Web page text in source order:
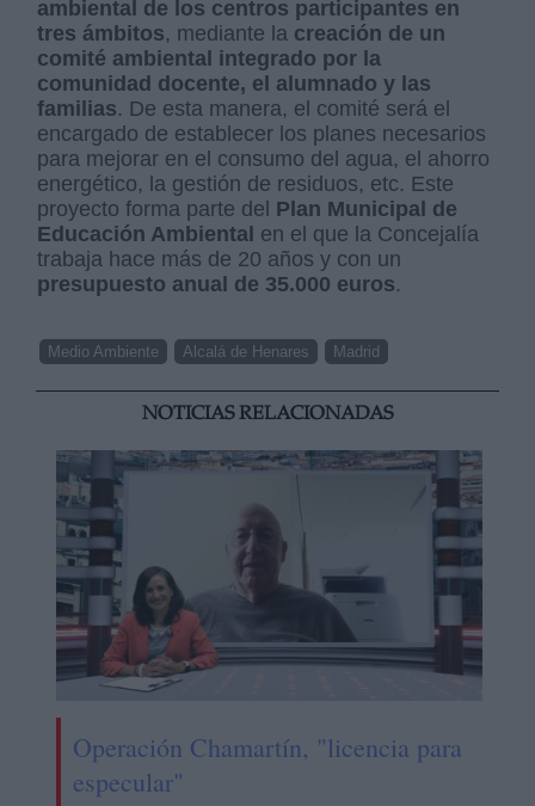
ambiental de los centros participantes en
tres ámbitos, mediante la creación de un
comité ambiental integrado por la
comunidad docente, el alumnado y las
familias. De esta manera, el comité será el
encargado de establecer los planes necesarios
para mejorar en el consumo del agua, el ahorro
energético, la gestión de residuos, etc. Este
proyecto forma parte del Plan Municipal de
Educación Ambiental en el que la Concejalía
trabaja hace más de 20 años y con un
presupuesto anual de 35.000 euros.
Medio Ambiente Alcalá de Henares Madrid
NOTICIAS RELACIONADAS
Operación Chamartín, "licencia para
especular"